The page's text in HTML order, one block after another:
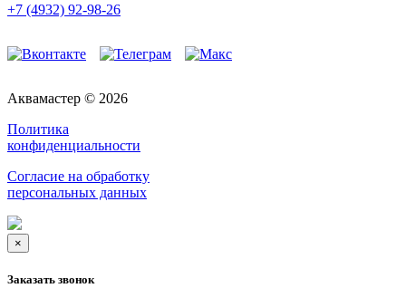
+7 (4932) 92-98-26
Аквамастер © 2026
Политика
конфиденциальности
Согласие на обработку
персональных данных
×
Заказать звонок